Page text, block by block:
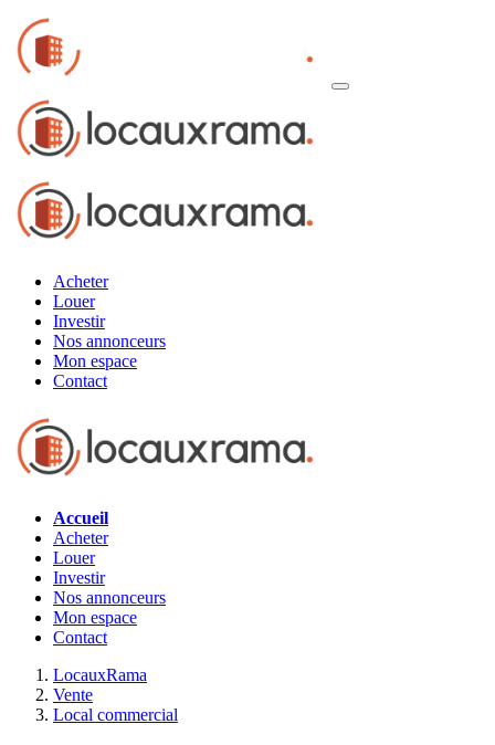
Acheter
Louer
Investir
Nos annonceurs
Mon espace
Contact
Accueil
Acheter
Louer
Investir
Nos annonceurs
Mon espace
Contact
LocauxRama
Vente
Local commercial